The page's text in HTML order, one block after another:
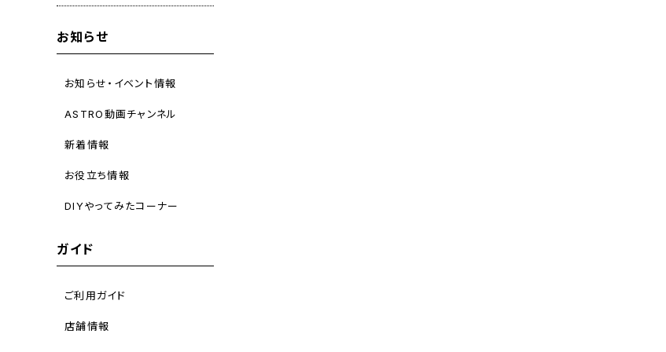
お知らせ
お知らせ・イベント情報
ASTRO動画チャンネル
新着情報
お役立ち情報
DIYやってみたコーナー
ガイド
ご利用ガイド
店舗情報